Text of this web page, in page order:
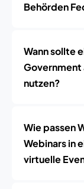
Behörden
Wann sollte
Government
nutzen?
Wie passen
Webinars in
virtuelle